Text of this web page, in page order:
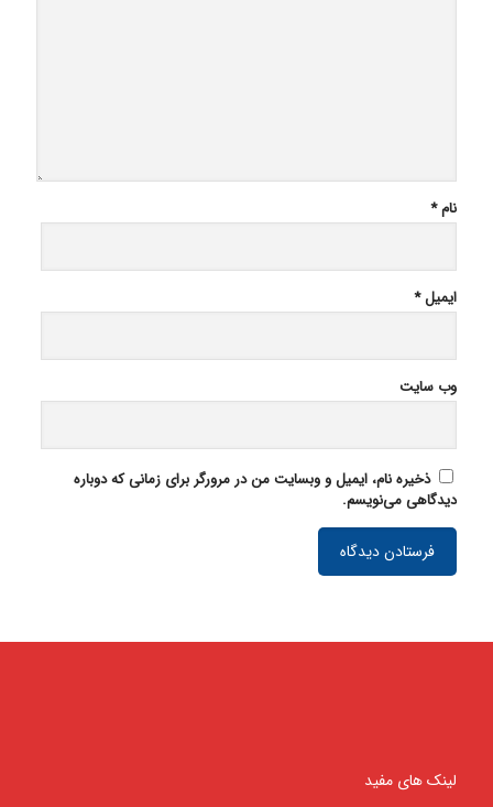
نام*
ایمیل*
وب‌ سایت
ذخیره نام، ایمیل و وبسایت من در مرورگر برای زمانی که دوباره
دیدگاهی می‌نویسم.
لینک های مفید